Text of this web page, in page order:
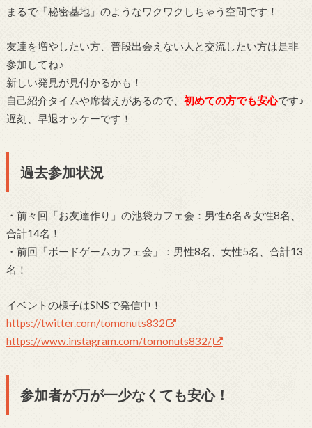
まるで「秘密基地」のようなワクワクしちゃう空間です！
友達を増やしたい方、普段出会えない人と交流したい方は是非
参加してね♪
新しい発見が見付かるかも！
自己紹介タイムや席替えがあるので、 初めての方でも安心です♪
遅刻、早退オッケーです！
過去参加状況
・前々回「お友達作り」の池袋カフェ会：男性6名＆女性8名、
合計14名！
・前回「ボードゲームカフェ会」：男性8名、女性5名、合計13
名！
イベントの様子はSNSで発信中！
https://twitter.com/tomonuts832
https://www.instagram.com/tomonuts832/
参加者が万が一少なくても安心！